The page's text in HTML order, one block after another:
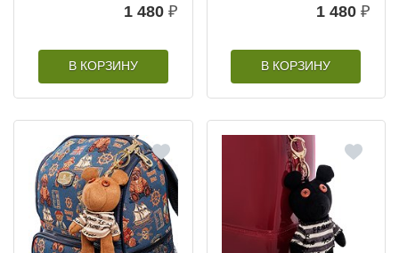
1 480 ₽
В КОРЗИНУ
1 480 ₽
В КОРЗИНУ